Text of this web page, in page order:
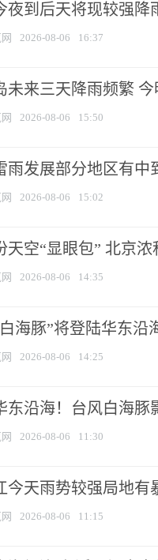
夜到后天将现较强降
2026-08-06 16:37
未来三天降雨频繁
2026-08-06 15:50
雨发展部分地区有中
2026-08-06 15:02
天空“显眼包” 北京
2026-08-06 14:35
海豚”将登陆华东沿
2026-08-06 14:25
东沿海！台风白海豚
2026-08-06 11:30
今天雨势较强局地有
2026-08-06 11:15